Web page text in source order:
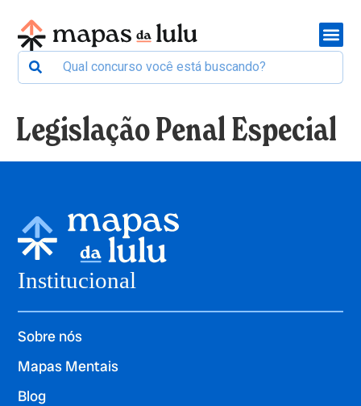
Legislação Penal Especial
Institucional
Sobre nós
Mapas Mentais
Blog